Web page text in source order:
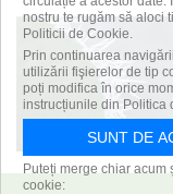
nostru te rugăm să aloci
Politicii de Cookie.
Prin continuarea
utilizării fişierelor de tip
poți modifica în orice
instrucțiunile din Politica
SUNT DE
Puteți merge chiar
cookie: